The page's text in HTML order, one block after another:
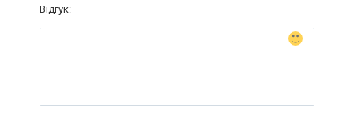
Відгук: